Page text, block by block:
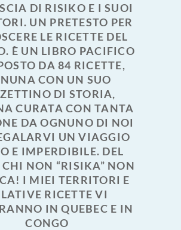
DI RISIKO E I SUOI
UN PRETESTO PER
LE RICETTE DEL
È UN LIBRO PACIFICO
DA 84 RICETTE,
CON UN SUO
DI STORIA,
CURATA CON TANTA
DA OGNUNO DI NOI
UN VIAGGIO
E IMPERDIBILE. DEL
CHI NON “RISIKA” NON
I MIEI TERRITORI E
RICETTE VI
IN QUEBEC E IN
CONGO